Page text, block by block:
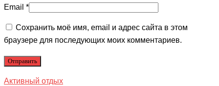
Email *
Сохранить моё имя, email и адрес сайта в этом
браузере для последующих моих комментариев.
Активный отдых